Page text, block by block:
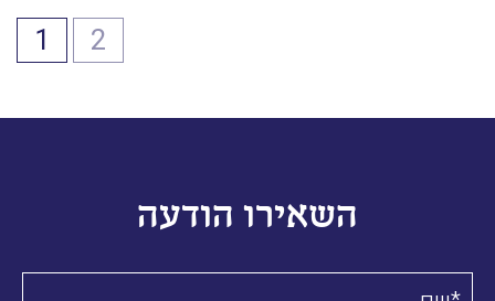
1 2
השאירו הודעה